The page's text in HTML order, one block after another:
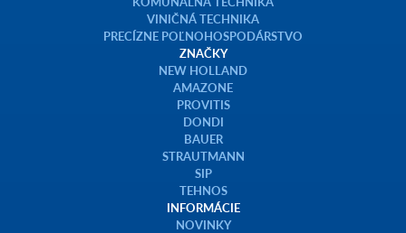
VINIČNÁ TECHNIKA
PRECÍZNE POĽNOHOSPODÁRSTVO
ZNAČKY
NEW HOLLAND
AMAZONE
PROVITIS
DONDI
BAUER
STRAUTMANN
SIP
TEHNOS
INFORMÁCIE
NOVINKY